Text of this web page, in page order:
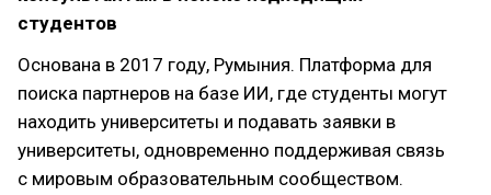
студентов
Основана в 2017 году, Румыния. Платформа для
поиска партнеров на базе ИИ, где студенты могут
находить университеты и подавать заявки в
университеты, одновременно поддерживая связь
с мировым образовательным сообществом.